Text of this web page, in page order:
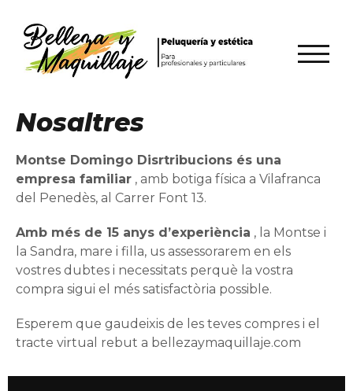
Nosaltres
Montse Domingo Disrtribucions és una
empresa familiar , amb botiga física a Vilafranca
del Penedès, al Carrer Font 13.
Amb més de 15 anys d’experiència , la Montse i
la Sandra, mare i filla, us assessorarem en els
vostres dubtes i necessitats perquè la vostra
compra sigui el més satisfactòria possible.
Esperem que gaudeixis de les teves compres i el
tracte virtual rebut a bellezaymaquillaje.com